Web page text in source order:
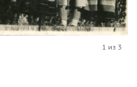
1 из 3